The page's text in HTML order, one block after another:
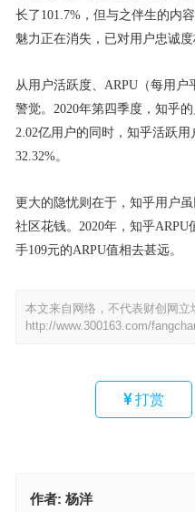
长了101.7%，但与之伴生的内
魅力正在消失，已对用户忠诚度
从用户活跃度、ARPU（每用
警觉。2020年第四季度，知乎
2.02亿用户的同时，知乎活跃
32.32%。
更大的隐忧则在于，知乎用户
社区花钱。2020年，知乎
手109元的ARPU值相去甚远。
本文来自网络，不代表财创网立
http://www.300163.com/
打赏
作者: 杨洋